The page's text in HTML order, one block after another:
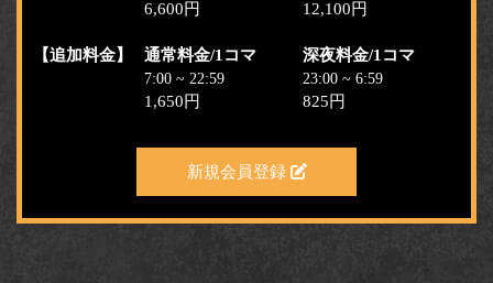
6,600円 12,100円
【追加料金】 通常料金/1コマ 深夜料金/1コマ
7:00 ~ 22:59 23:00 ~ 6:59
1,650円 825円
新規会員登録